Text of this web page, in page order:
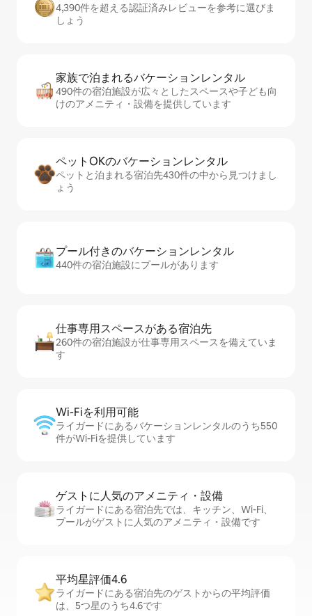
4,390件を超える認証済みレビューを参考に選びま
しょう
家族で泊まれるバ⁠ケ⁠ー⁠シ⁠ョ⁠ンレ⁠ン⁠タ⁠ル
490件の宿泊施設が広々としたスペースや子ども向
けのアメニティ・設備を提供しています
ペットOKのバ⁠ケ⁠ー⁠シ⁠ョ⁠ンレ⁠ン⁠タ⁠ル
ペットと泊まれる宿泊先430件の中から見つけまし
ょう
プール付きのバ⁠ケ⁠ー⁠シ⁠ョ⁠ンレ⁠ン⁠タ⁠ル
440件の宿泊施設にプールがあります
仕事専用ス⁠ペ⁠ー⁠スがあ⁠る宿⁠泊⁠先
260件の宿泊施設が仕事専用スペースを備えていま
す
Wi-Fiを利⁠用⁠可⁠能
ライガードにあるバケーションレンタルのうち550
件がWi-Fiを提供しています
ゲストに人⁠気⁠のア⁠メ⁠ニ⁠テ⁠ィ・設⁠備
ライガードにある宿泊先では、キッチン、Wi-Fi、
プールがゲストに人気のアメニティ・設備です
平均星評価4.6
ライガードにある宿泊先のゲストからの平均評価
は、5つ星のうち4.6です